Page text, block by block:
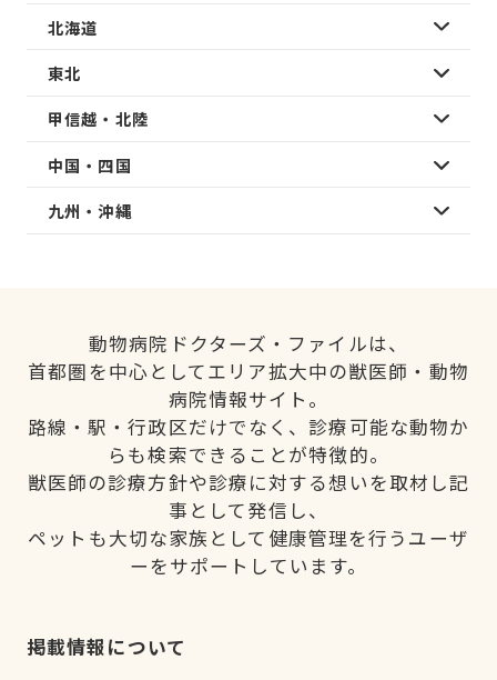
北海道
東北
甲信越・北陸
中国・四国
九州・沖縄
動物病院ドクターズ・ファイルは、
首都圏を中心としてエリア拡大中の獣医師・動物
病院情報サイト。
路線・駅・行政区だけでなく、診療可能な動物か
らも検索できることが特徴的。
獣医師の診療方針や診療に対する想いを取材し記
事として発信し、
ペットも大切な家族として健康管理を行うユーザ
ーをサポートしています。
掲載情報について